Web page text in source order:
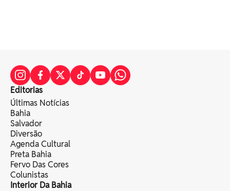
Editorias
Últimas Notícias
Bahia
Salvador
Diversão
Agenda Cultural
Preta Bahia
Fervo Das Cores
Colunistas
Interior Da Bahia